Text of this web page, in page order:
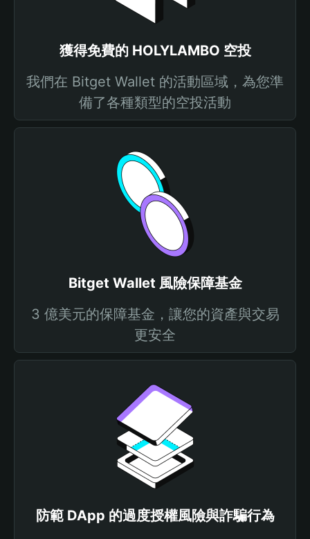
獲得免費的 HOLYLAMBO 空投
我們在 Bitget Wallet 的活動區域，為您準
備了各種類型的空投活動
Bitget Wallet 風險保障基金
3 億美元的保障基金，讓您的資產與交易
更安全
防範 DApp 的過度授權風險與詐騙行為